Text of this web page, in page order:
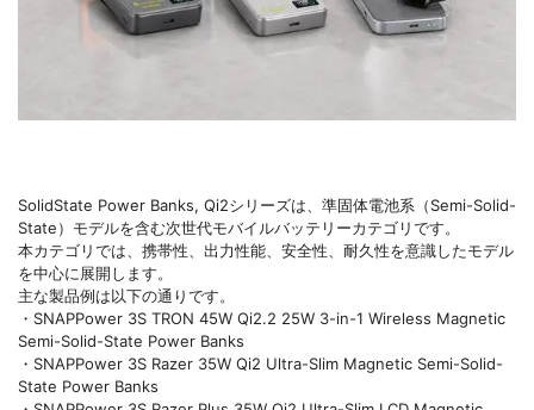
SolidState Power Banks, Qi2シリーズは、準固体電池系（Semi-Solid-
State）モデルを含む次世代モバイルバッテリーカテゴリです。
本カテゴリでは、携帯性、出力性能、安全性、耐久性を意識したモデル
を中心に展開します。
主な製品例は以下の通りです。
・SNAPPower 3S TRON 45W Qi2.2 25W 3-in-1 Wireless Magnetic
Semi-Solid-State Power Banks
・SNAPPower 3S Razer 35W Qi2 Ultra-Slim Magnetic Semi-Solid-
State Power Banks